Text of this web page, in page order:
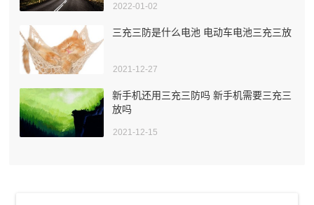
2022-01-02
三充三防是什么电池 电动车电池三充三放
2021-12-27
新手机还用三充三防吗 新手机需要三充三
放吗
2021-12-15